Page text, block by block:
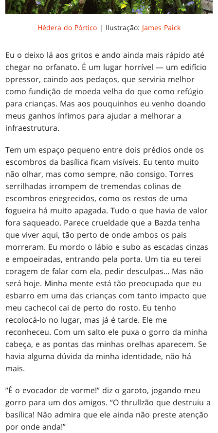
Hédera do Pórtico | Ilustração: James Paick
Eu o deixo lá aos gritos e ando ainda mais rápido até
chegar no orfanato. É um lugar horrível — um edifício
opressor, caindo aos pedaços, que serviria melhor
como fundição de moeda velha do que como refúgio
para crianças. Mas aos pouquinhos eu venho doando
meus ganhos ínfimos para ajudar a melhorar a
infraestrutura.
Tem um espaço pequeno entre dois prédios onde os
escombros da basílica ficam visíveis. Eu tento muito
não olhar, mas como sempre, não consigo. Torres
serrilhadas irrompem de tremendas colinas de
escombros enegrecidos, como os restos de uma
fogueira há muito apagada. Tudo o que havia de valor
fora saqueado. Parece crueldade que a Bazda tenha
que viver aqui, tão perto de onde ambos os pais
morreram. Eu mordo o lábio e subo as escadas cinzas
e empoeiradas, entrando pela porta. Um tia eu terei
coragem de falar com ela, pedir desculpas... Mas não
será hoje. Minha mente está tão preocupada que eu
esbarro em uma das crianças com tanto impacto que
meu cachecol cai de perto do rosto. Eu tenho
recolocá-lo no lugar, mas já é tarde. Ele me
reconheceu. Com um salto ele puxa o gorro da minha
cabeça, e as pontas das minhas orelhas aparecem. Se
havia alguma dúvida da minha identidade, não há
mais.
“É o evocador de vorme!” diz o garoto, jogando meu
gorro para um dos amigos. “O thrullzão que destruiu a
basílica! Não admira que ele ainda não preste atenção
por onde anda!”